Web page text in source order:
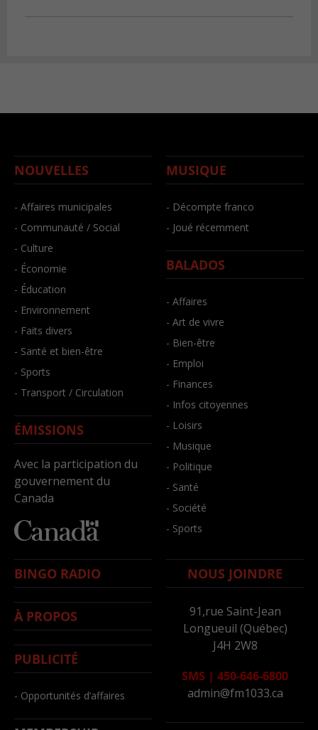
NOUVELLES
- Affaires municipales
- Communauté / Social
- Culture
- Économie
- Éducation
- Environnement
- Faits divers
- Santé et bien-être
- Sports
- Transport / Circulation
ÉMISSIONS
Avec la participation du
gouvernement du
Canada
MUSIQUE
- Décompte franco
- Joué récemment
BALADOS
- Affaires
- Art de vivre
- Bien-être
- Emploi
- Finances
- Infos citoyennes
- Loisirs
- Musique
- Politique
- Santé
- Société
- Sports
BINGO RADIO
À PROPOS
PUBLICITÉ
- Opportunités d’affaires
NOUS JOINDRE
91,rue Saint-Jean
Longueuil (Québec)
J4H 2W8
SMS | 450-646-6800
admin@fm1033.ca